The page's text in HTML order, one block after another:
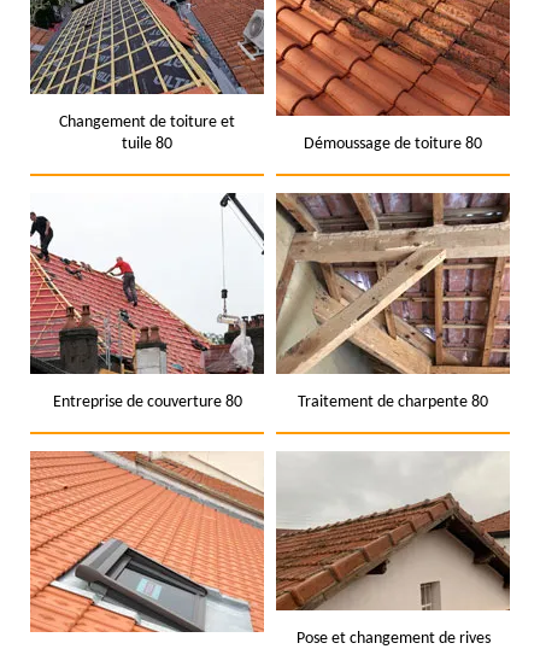
Changement de toiture et
tuile 80
Démoussage de toiture 80
Entreprise de couverture 80 Traitement de charpente 80
Pose et changement de rives